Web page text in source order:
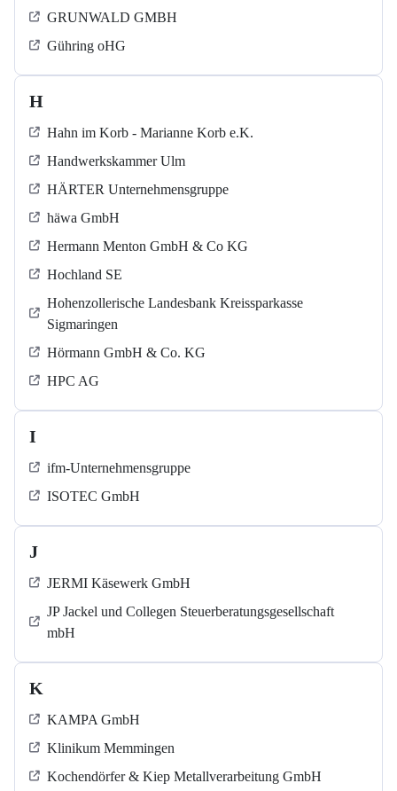
GRUNWALD GMBH
Gühring oHG
H
Hahn im Korb - Marianne Korb e.K.
Handwerkskammer Ulm
HÄRTER Unternehmensgruppe
häwa GmbH
Hermann Menton GmbH & Co KG
Hochland SE
Hohenzollerische Landesbank Kreissparkasse
Sigmaringen
Hörmann GmbH & Co. KG
HPC AG
I
ifm-Unternehmensgruppe
ISOTEC GmbH
J
JERMI Käsewerk GmbH
JP Jackel und Collegen Steuerberatungsgesellschaft
mbH
K
KAMPA GmbH
Klinikum Memmingen
Kochendörfer & Kiep Metallverarbeitung GmbH